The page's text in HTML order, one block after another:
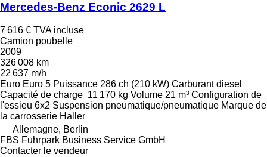
Mercedes-Benz Econic 2629 L
7 616 € TVA incluse
Camion poubelle
2009
326 008 km
22 637 m/h
Euro Euro 5 Puissance 286 ch (210 kW) Carburant diesel
Capacité de charge 11 170 kg Volume 21 m³ Configuration de
l'essieu 6x2 Suspension pneumatique/pneumatique Marque de
la carrosserie Haller
Allemagne, Berlin
FBS Fuhrpark Business Service GmbH
Contacter le vendeur